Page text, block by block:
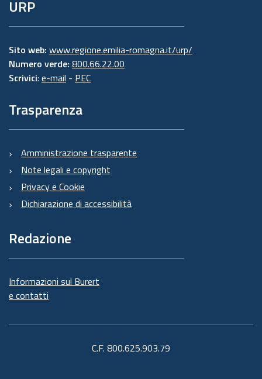
URP
Sito web: www.regione.emilia-romagna.it/urp/
Numero verde: 800.66.22.00
Scrivici: e-mail - PEC
Trasparenza
Amministrazione trasparente
Note legali e copyright
Privacy e Cookie
Dichiarazione di accessibilità
Redazione
Informazioni sul Burert
e contatti
C.F. 800.625.903.79